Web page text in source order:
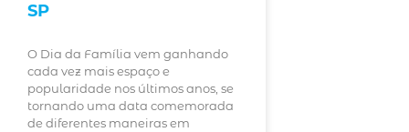
SP
O Dia da Família vem ganhando
cada vez mais espaço e
popularidade nos últimos anos, se
tornando uma data comemorada
de diferentes maneiras em